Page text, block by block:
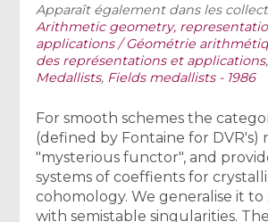
Apparaît également dans les
Arithmetic geometry,
applications / Géométrie
des représentations et applications,
Medallists, Fields medallists - 1986
For smooth schemes the
(defined by Fontaine for DVR's)
"mysterious functor", and
systems of coeffients for
cohomology. We generalise it to
with semistable singularities.